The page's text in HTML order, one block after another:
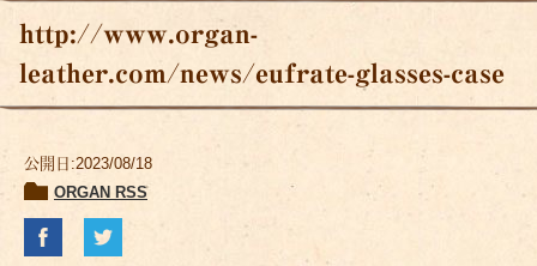
http://www.organ-
leather.com/news/eufrate-glasses-case
公開日:2023/08/18
ORGAN RSS